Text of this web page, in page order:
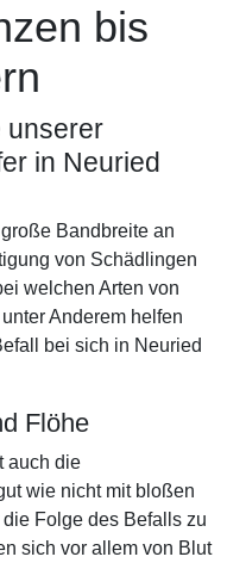
bis
unserer
in Neuried
Bandbreite an
von Schädlingen
welchen Arten von
Anderem helfen
bei sich in Neuried
Flöhe
auch die
wie nicht mit bloßen
Folge des Befalls zu
sich vor allem von Blut